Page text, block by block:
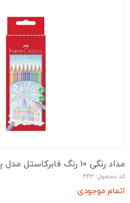
مداد رنگی 10 رنگ فابرکاستل مدل پاستلی
کد محصول: 443
اتمام موجودی